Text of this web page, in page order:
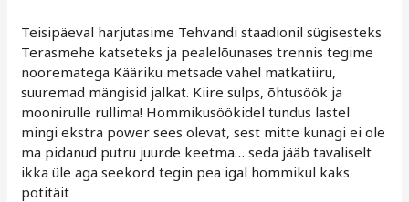
Teisipäeval harjutasime Tehvandi staadionil sügisesteks
Terasmehe katseteks ja pealelõunases trennis tegime
noorematega Kääriku metsade vahel matkatiiru,
suuremad mängisid jalkat. Kiire sulps, õhtusöök ja
moonirulle rullima! Hommikusöökidel tundus lastel
mingi ekstra power sees olevat, sest mitte kunagi ei ole
ma pidanud putru juurde keetma… seda jääb tavaliselt
ikka üle aga seekord tegin pea igal hommikul kaks
potitäit